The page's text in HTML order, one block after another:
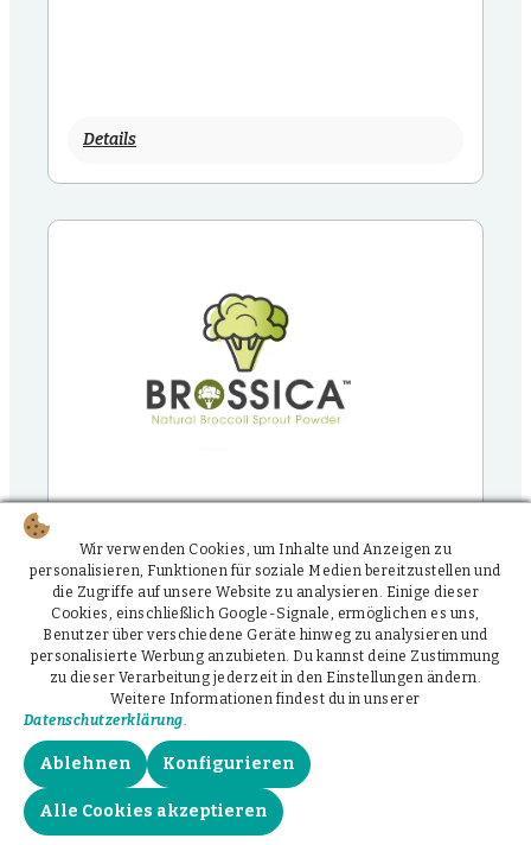
Details
Exklusives und natürliches Extrakt mit mind. 2%
Glucoraphanin, der Sulforaphan Vorstufe
Brokkolisprossen-Extrakt
Wir verwenden Cookies, um Inhalte und Anzeigen zu
personalisieren, Funktionen für soziale Medien bereitzustellen und
die Zugriffe auf unsere Website zu analysieren. Einige dieser
Cookies, einschließlich Google-Signale, ermöglichen es uns,
Benutzer über verschiedene Geräte hinweg zu analysieren und
personalisierte Werbung anzubieten. Du kannst deine Zustimmung
zu dieser Verarbeitung jederzeit in den Einstellungen ändern.
Weitere Informationen findest du in unserer
Datenschutzerklärung.
Ablehnen Konfigurieren
Alle Cookies akzeptieren